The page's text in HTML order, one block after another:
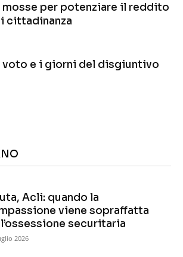
mosse per potenziare il reddito
cittadinanza
voto e i giorni del disgiuntivo
Acli: quando la
viene sopraffatta
securitaria
2026